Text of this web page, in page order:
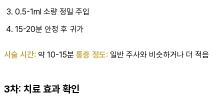
0.5-1ml 소량 정밀 주입
15-20분 안정 후 귀가
시술 시간: 약 10-15분 통증 정도: 일반 주사와 비슷하거나 더 적음
3차: 치료 효과 확인